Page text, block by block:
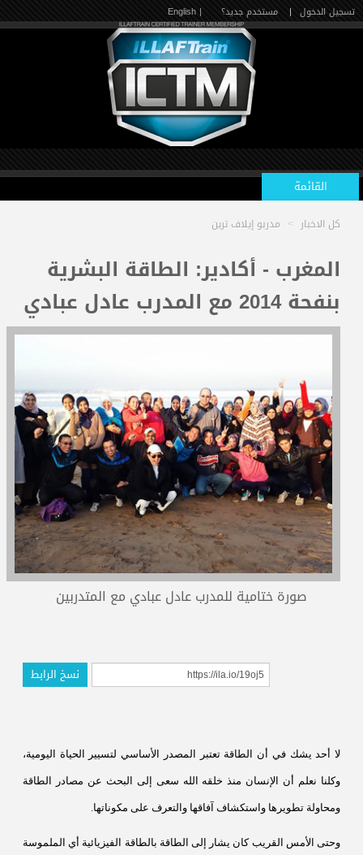
تسجيل الدخول | مستخدم جديد؟ | English
القائمة
الرئيسية
الدورات القادمة
المعتمدون
كل الاخبار > مدربو إيلاف ترين
المغرب - أكادير: الطاقة البشرية
بنفحة 2014 مع المدرب عادل عبادي
صورة ختامية للمدرب عادل عبادي مع المتدربين
نسخ الرابط
لا أحد يشك في أن الطاقة تعتبر المصدر الأساسي لتسيير الحياة اليومية،
وكلنا نعلم أن الإنسان منذ خلقه الله سعى إلى البحث عن مصادر الطاقة
ومحاولة تطويرها واستكشاف آفاقها والتعرف على مكوناتها.
وحتى الأمس القريب كان يشار إلى الطاقة بالطاقة الفيزيائية أي الملموسة